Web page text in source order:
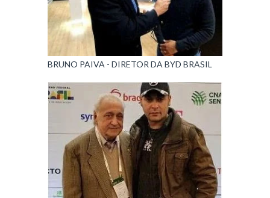
BRUNO PAIVA - DIRETOR DA BYD BRASIL